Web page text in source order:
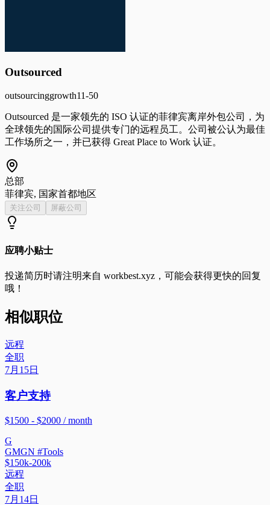
Outsourced
outsourcinggrowth11-50
Outsourced 是一家领先的 ISO 认证的菲律宾离岸外包公司，为
全球领先的国际公司提供专门的远程员工。公司被公认为最佳
工作场所之一，并已获得 Great Place to Work 认证。
总部
菲律宾, 国家首都地区
关注公司 屏蔽公司
应聘小贴士
投递简历时请注明来自 workbest.xyz ，可能会获得更快的回复
哦！
相似职位
远程
全职
7月15日
客户支持
$1500 - $2000 / month
G
GMGN #Tools
$150k-200k
远程
全职
7月14日